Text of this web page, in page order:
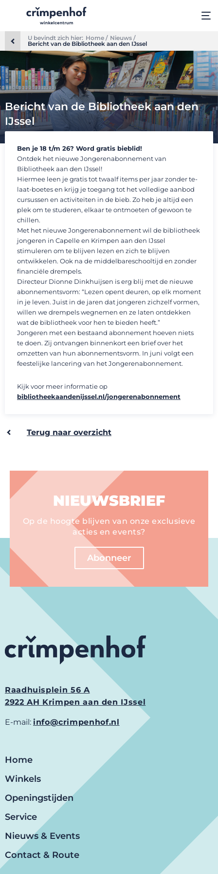
U bevindt zich hier: Home / Nieuws /
Bericht van de Bibliotheek aan den IJssel
Bericht van de Bibliotheek aan den
IJssel
Ben je 18 t/m 26? Word gratis bieblid!
Ontdek het nieuwe Jongerenabonnement van
Bibliotheek aan den IJssel!
Hiermee leen je gratis tot twaalf items per jaar zonder te-
laat-boetes en krijg je toegang tot het volledige aanbod
cursussen en activiteiten in de bieb. Zo heb je altijd een
plek om te studeren, elkaar te ontmoeten of gewoon te
chillen.
Met het nieuwe Jongerenabonnement wil de bibliotheek
jongeren in Capelle en Krimpen aan den IJssel
stimuleren om te blijven lezen en zich te blijven
ontwikkelen. Ook na de middelbareschooltijd en zonder
financiële drempels.
Directeur Dionne Dinkhuijsen is erg blij met de nieuwe
abonnementsvorm: “Lezen opent deuren, op elk moment
in je leven. Juist in de jaren dat jongeren zichzelf vormen,
willen we drempels wegnemen en ze laten ontdekken
wat de bibliotheek voor hen te bieden heeft.”
Jongeren met een bestaand abonnement hoeven niets
te doen. Zij ontvangen binnenkort een brief over het
omzetten van hun abonnementsvorm. In juni volgt een
feestelijke lancering van het Jongerenabonnement.
Kijk voor meer informatie op
bibliotheekaandenijssel.nl/jongerenabonnement
Terug naar overzicht
NIEUWSBRIEF
Op de hoogte blijven van onze exclusieve
acties en events?
Abonneer
Raadhuisplein 56 A
2922 AH Krimpen aan den IJssel
E-mail: info@crimpenhof.nl
Home
Winkels
Openingstijden
Service
Nieuws & Events
Contact & Route